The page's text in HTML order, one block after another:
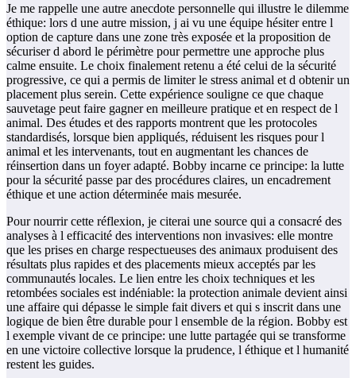
Je me rappelle une autre anecdote personnelle qui illustre le dilemme
éthique: lors d une autre mission, j ai vu une équipe hésiter entre l
option de capture dans une zone très exposée et la proposition de
sécuriser d abord le périmètre pour permettre une approche plus
calme ensuite. Le choix finalement retenu a été celui de la sécurité
progressive, ce qui a permis de limiter le stress animal et d obtenir un
placement plus serein. Cette expérience souligne ce que chaque
sauvetage peut faire gagner en meilleure pratique et en respect de l
animal. Des études et des rapports montrent que les protocoles
standardisés, lorsque bien appliqués, réduisent les risques pour l
animal et les intervenants, tout en augmentant les chances de
réinsertion dans un foyer adapté. Bobby incarne ce principe: la lutte
pour la sécurité passe par des procédures claires, un encadrement
éthique et une action déterminée mais mesurée.
Pour nourrir cette réflexion, je citerai une source qui a consacré des
analyses à l efficacité des interventions non invasives: elle montre
que les prises en charge respectueuses des animaux produisent des
résultats plus rapides et des placements mieux acceptés par les
communautés locales. Le lien entre les choix techniques et les
retombées sociales est indéniable: la protection animale devient ainsi
une affaire qui dépasse le simple fait divers et qui s inscrit dans une
logique de bien être durable pour l ensemble de la région. Bobby est
l exemple vivant de ce principe: une lutte partagée qui se transforme
en une victoire collective lorsque la prudence, l éthique et l humanité
restent les guides.